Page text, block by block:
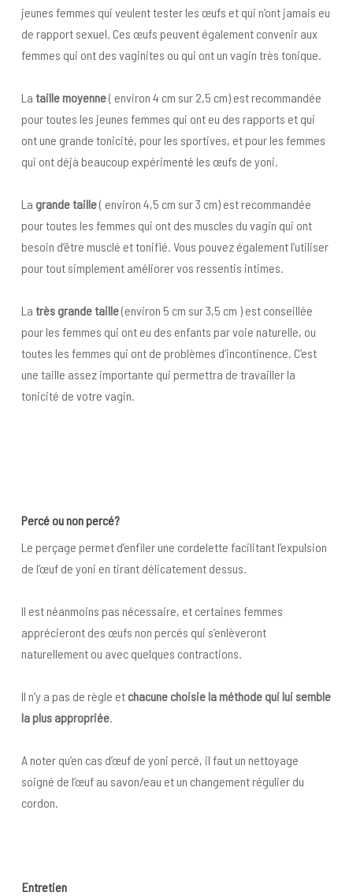
jeunes femmes qui veulent tester les œufs et qui n’ont jamais eu
de rapport sexuel. Ces œufs peuvent également convenir aux
femmes qui ont des vaginites ou qui ont un vagin très tonique.
La taille moyenne( environ 4 cm sur 2,5 cm) est recommandée
pour toutes les jeunes femmes qui ont eu des rapports et qui
ont une grande tonicité, pour les sportives, et pour les femmes
qui ont déjà beaucoup expérimenté les œufs de yoni.
La grande taille( environ 4,5 cm sur 3 cm) est recommandée
pour toutes les femmes qui ont des muscles du vagin qui ont
besoin d’être musclé et tonifié. Vous pouvez également l’utiliser
pour tout simplement améliorer vos ressentis intimes.
La très grande taille(environ 5 cm sur 3,5 cm ) est conseillée
pour les femmes qui ont eu des enfants par voie naturelle, ou
toutes les femmes qui ont de problèmes d’incontinence. C’est
une taille assez importante qui permettra de travailler la
tonicité de votre vagin.
Percé ou non percé?
Le perçage permet d’enfiler une cordelette facilitant l’expulsion
de l’œuf de yoni en tirant délicatement dessus.
Il est néanmoins pas nécessaire, et certaines femmes
apprécieront des œufs non percés qui s’enlèveront
naturellement ou avec quelques contractions.
Il n’y a pas de règle et chacune choisie la méthode qui lui semble
la plus appropriée.
A noter qu’en cas d’œuf de yoni percé, il faut un nettoyage
soigné de l’œuf au savon/eau et un changement régulier du
cordon.
Entretien